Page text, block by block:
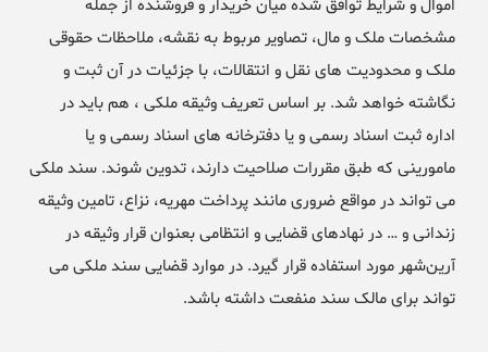
اموال و شرایط توافق شده میان خریدار و فروشنده از جمله
مشخصات ملک و مال، تصاویر مربوط به نقشه، ملاحظات حقوقی
ملک و محدودیت های نقل و انتقالات، با جزئیات در آن ثبت و
نگاشته خواهد شد. بر اساس تعریف وثیقه ملکی ، هم باید در
اداره ثبت اسناد رسمی و یا دفترخانه های اسناد رسمی و یا
مامورینی که طبق مقررات صلاحیت دارند، تدوین شوند. سند ملکی
می تواند در مواقع ضروری مانند پرداخت مهریه، نزاع، تامین وثیقه
زندانی و … در نهادهای قضایی و انتظامی بعنوان قرار وثیقه در
آرین‌شهر مورد استفاده قرار گیرد. در موارد قضایی سند ملکی می
تواند برای مالک سند منفعت داشته باشد.